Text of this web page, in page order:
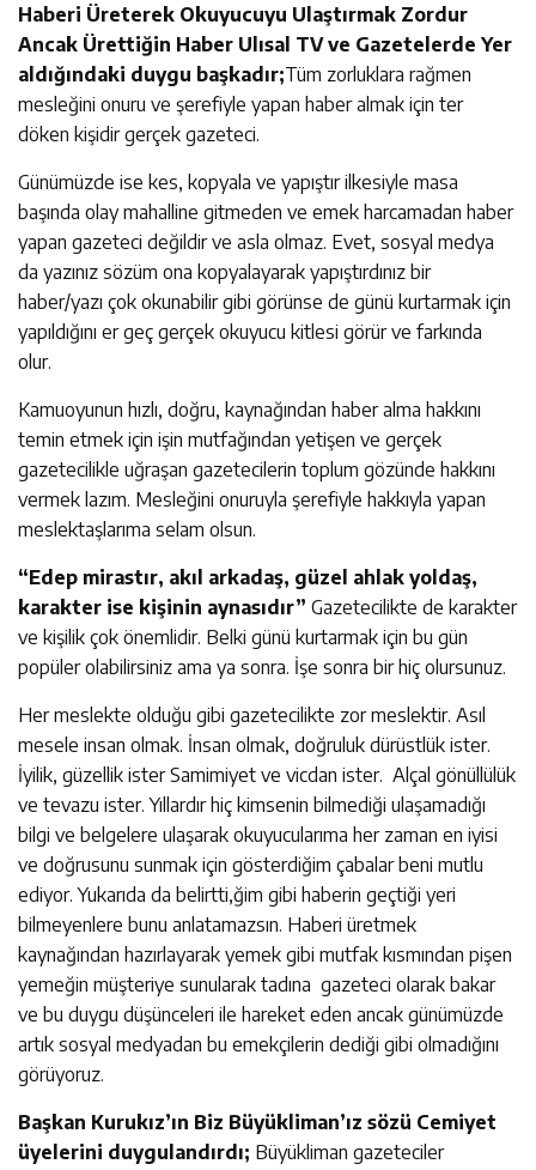
Haberi Üreterek Okuyucuyu Ulaştırmak Zordur
Ancak Ürettiğin Haber Ulısal TV ve Gazetelerde Yer
aldığındaki duygu başkadır;Tüm zorluklara rağmen
mesleğini onuru ve şerefiyle yapan haber almak için ter
döken kişidir gerçek gazeteci.
Günümüzde ise kes, kopyala ve yapıştır ilkesiyle masa
başında olay mahalline gitmeden ve emek harcamadan haber
yapan gazeteci değildir ve asla olmaz. Evet, sosyal medya
da yazınız sözüm ona kopyalayarak yapıştırdınız bir
haber/yazı çok okunabilir gibi görünse de günü kurtarmak için
yapıldığını er geç gerçek okuyucu kitlesi görür ve farkında
olur.
Kamuoyunun hızlı, doğru, kaynağından haber alma hakkını
temin etmek için işin mutfağından yetişen ve gerçek
gazetecilikle uğraşan gazetecilerin toplum gözünde hakkını
vermek lazım. Mesleğini onuruyla şerefiyle hakkıyla yapan
meslektaşlarıma selam olsun.
“Edep mirastır, akıl arkadaş, güzel ahlak yoldaş,
karakter ise kişinin aynasıdır” Gazetecilikte de karakter
ve kişilik çok önemlidir. Belki günü kurtarmak için bu gün
popüler olabilirsiniz ama ya sonra. İşe sonra bir hiç olursunuz.
Her meslekte olduğu gibi gazetecilikte zor meslektir. Asıl
mesele insan olmak. İnsan olmak, doğruluk dürüstlük ister.
İyilik, güzellik ister Samimiyet ve vicdan ister. Alçal gönüllülük
ve tevazu ister. Yıllardır hiç kimsenin bilmediği ulaşamadığı
bilgi ve belgelere ulaşarak okuyucularıma her zaman en iyisi
ve doğrusunu sunmak için gösterdiğim çabalar beni mutlu
ediyor. Yukarıda da belirtti,ğim gibi haberin geçtiği yeri
bilmeyenlere bunu anlatamazsın. Haberi üretmek
kaynağından hazırlayarak yemek gibi mutfak kısmından pişen
yemeğin müşteriye sunularak tadına gazeteci olarak bakar
ve bu duygu düşünceleri ile hareket eden ancak günümüzde
artık sosyal medyadan bu emekçilerin dediği gibi olmadığını
görüyoruz.
Başkan Kurukız’ın Biz Büyükliman’ız sözü Cemiyet
üyelerini duygulandırdı; Büyükliman gazeteciler